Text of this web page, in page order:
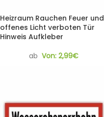
Heizraum Rauchen Feuer und
offenes Licht verboten Tür
Hinweis Aufkleber
ab Von: 2,99€